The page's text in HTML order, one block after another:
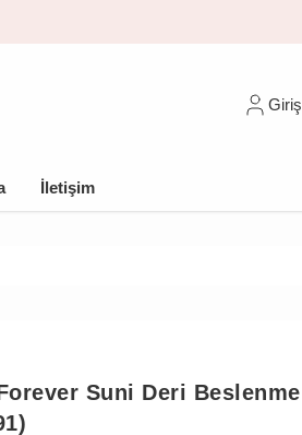
Giriş
İletişim
Suni Deri Beslenme